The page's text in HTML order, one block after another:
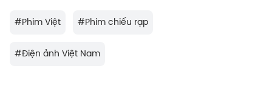
#Phim Việt #Phim chiếu rạp
#Điện ảnh Việt Nam